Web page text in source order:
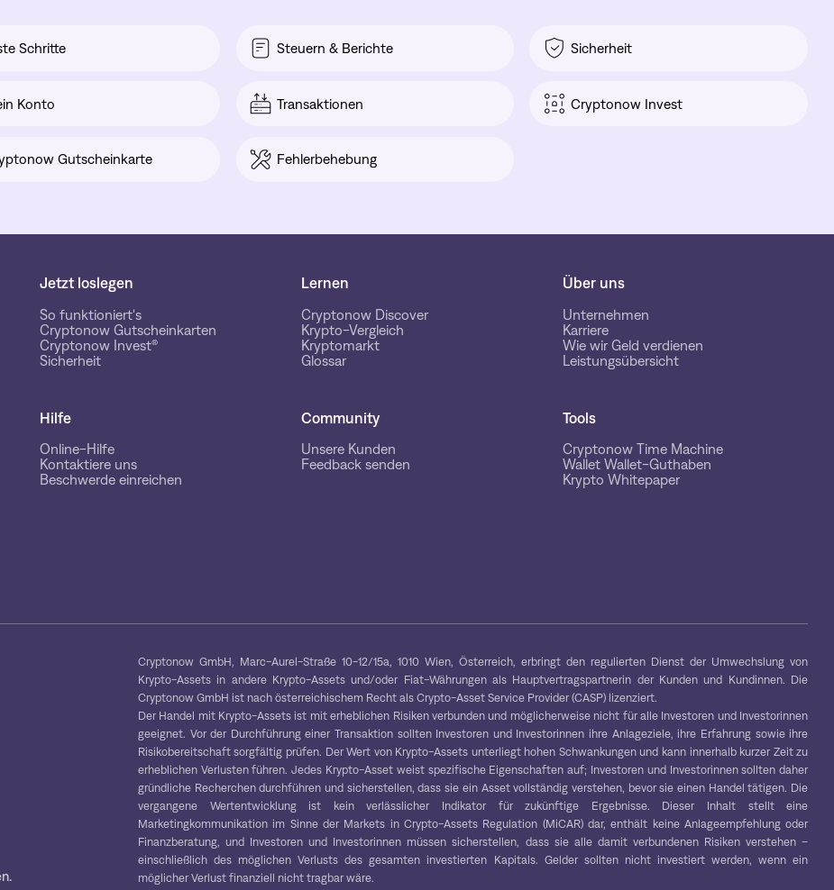
Schritte Steuern & Berichte Sicherheit
Konto Transaktionen Cryptonow Invest
Gutscheinkarte Fehlerbehebung
Jetzt loslegen
So funktioniert's
Cryptonow Gutscheinkarten
Cryptonow Invest®
Sicherheit
Lernen
Cryptonow Discover
Krypto-Vergleich
Kryptomarkt
Glossar
Über uns
Unternehmen
Karriere
Wie wir Geld verdienen
Leistungsübersicht
Hilfe
Online-Hilfe
Kontaktiere uns
Beschwerde einreichen
Community
Unsere Kunden
Feedback senden
Tools
Cryptonow Time Machine
Wallet Wallet-Guthaben
Krypto Whitepaper
Cryptonow GmbH, Marc-Aurel-Straße 10-12/15a, 1010 Wien, Österreich, erbringt den regulierten Dienst der Umwechslung von
Krypto-Assets in andere Krypto-Assets und/oder Fiat-Währungen als Hauptvertragspartnerin der Kunden und Kundinnen. Die
Cryptonow GmbH ist nach österreichischem Recht als Crypto-Asset Service Provider (CASP) lizenziert.
Der Handel mit Krypto-Assets ist mit erheblichen Risiken verbunden und möglicherweise nicht für alle Investoren und Investorinnen
geeignet. Vor der Durchführung einer Transaktion sollten Investoren und Investorinnen ihre Anlageziele, ihre Erfahrung sowie ihre
Risikobereitschaft sorgfältig prüfen. Der Wert von Krypto-Assets unterliegt hohen Schwankungen und kann innerhalb kurzer Zeit zu
erheblichen Verlusten führen. Jedes Krypto-Asset weist spezifische Eigenschaften auf; Investoren und Investorinnen sollten daher
gründliche Recherchen durchführen und sicherstellen, dass sie ein Asset vollständig verstehen, bevor sie einen Handel tätigen. Die
vergangene Wertentwicklung ist kein verlässlicher Indikator für zukünftige Ergebnisse. Dieser Inhalt stellt eine
Marketingkommunikation im Sinne der Markets in Crypto-Assets Regulation (MiCAR) dar, enthält keine Anlageempfehlung oder
Finanzberatung, und Investoren und Investorinnen müssen sicherstellen, dass sie alle damit verbundenen Risiken verstehen –
einschließlich des möglichen Verlusts des gesamten investierten Kapitals. Gelder sollten nicht investiert werden, wenn ein
möglicher Verlust finanziell nicht tragbar wäre.